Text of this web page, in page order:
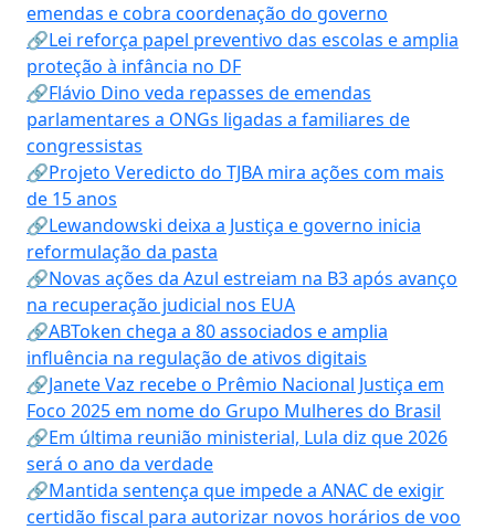
emendas e cobra coordenação do governo
🔗Lei reforça papel preventivo das escolas e amplia
proteção à infância no DF
🔗Flávio Dino veda repasses de emendas
parlamentares a ONGs ligadas a familiares de
congressistas
🔗Projeto Veredicto do TJBA mira ações com mais
de 15 anos
🔗Lewandowski deixa a Justiça e governo inicia
reformulação da pasta
🔗Novas ações da Azul estreiam na B3 após avanço
na recuperação judicial nos EUA
🔗ABToken chega a 80 associados e amplia
influência na regulação de ativos digitais
🔗Janete Vaz recebe o Prêmio Nacional Justiça em
Foco 2025 em nome do Grupo Mulheres do Brasil
🔗Em última reunião ministerial, Lula diz que 2026
será o ano da verdade
🔗Mantida sentença que impede a ANAC de exigir
certidão fiscal para autorizar novos horários de voo